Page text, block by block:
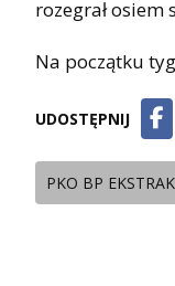
rozegrał
Na początku
UDOSTĘPNIJ
PKO BP